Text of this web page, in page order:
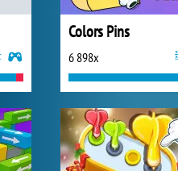
Colors Pins
6 898x